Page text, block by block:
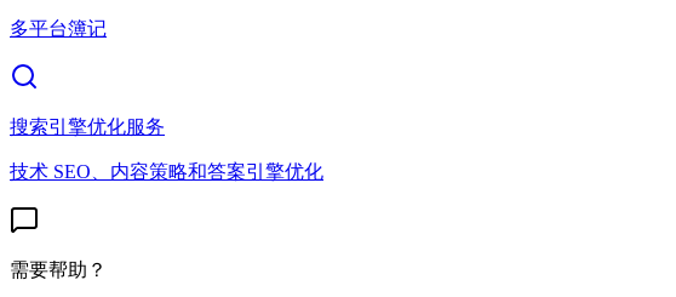
多平台簿记
搜索引擎优化服务
技术 SEO、内容策略和答案引擎优化
需要帮助？